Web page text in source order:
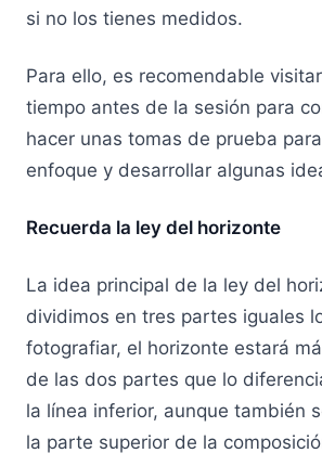
si no los tienes medidos.
Para ello, es recomendable
tiempo antes de la sesión para
hacer unas tomas de prueba
enfoque y desarrollar algunas
Recuerda la ley del horizonte
La idea principal de la ley del
dividimos en tres partes iguales
fotografiar, el horizonte estará
de las dos partes que lo
la línea inferior, aunque también
la parte superior de la